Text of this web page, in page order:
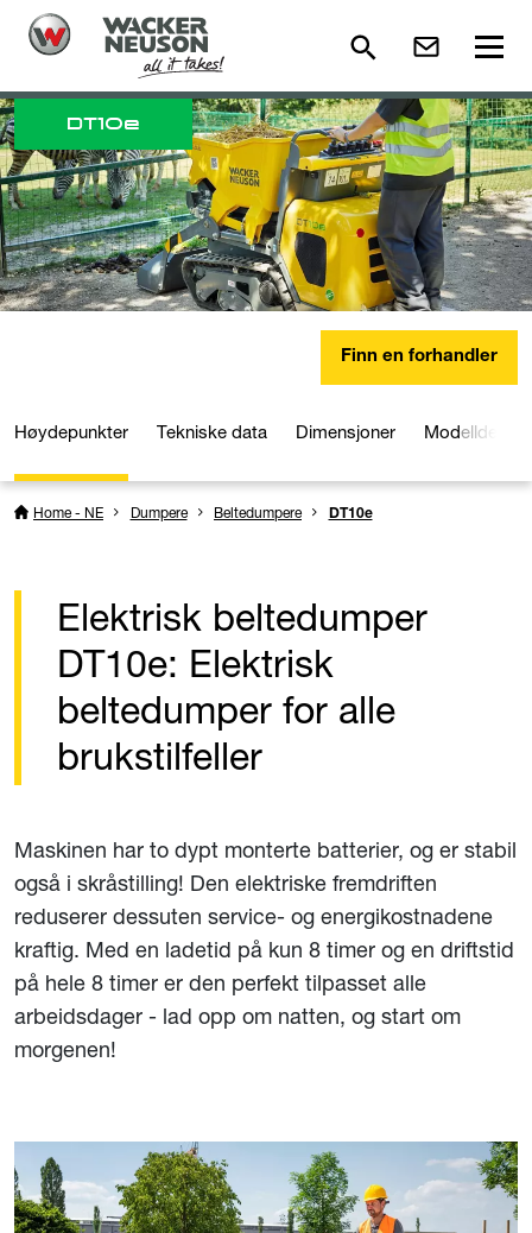
DT10e
Finn en forhandler
Høydepunkter Tekniske data Dimensjoner
Home - NE Dumpere Beltedumpere DT10e
Elektrisk beltedumper
DT10e: Elektrisk
beltedumper for alle
brukstilfeller
Maskinen har to dypt monterte batterier, og er stabil
også i skråstilling! Den elektriske fremdriften
reduserer dessuten service- og energikostnadene
kraftig. Med en ladetid på kun 8 timer og en driftstid
på hele 8 timer er den perfekt tilpasset alle
arbeidsdager - lad opp om natten, og start om
morgenen!